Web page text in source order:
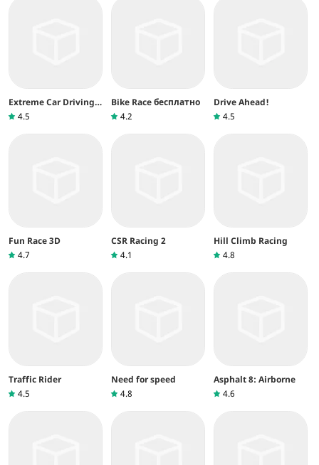
Extreme Car Driving
Simulator
4.5
Bike Race бесплатно
4.2
Drive Ahead!
4.5
Fun Race 3D
4.7
CSR Racing 2
4.1
Hill Climb Racing
4.8
Traffic Rider
4.5
Need for speed
4.8
Asphalt 8: Airborne
4.6